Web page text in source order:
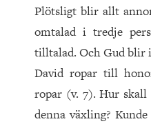
Plötsligt blir allt
omtalad i tredje
tilltalad. Och Gud blir
David ropar till
ropar (v. 7). Hur
denna växling?